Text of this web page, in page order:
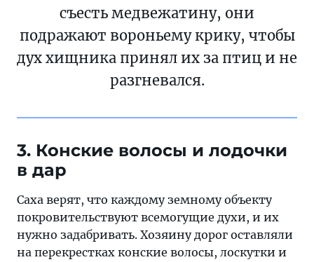
съесть медвежатину, они
подражают вороньему крику, чтобы
дух хищника принял их за птиц и не
разгневался.
3. Конские волосы и лодочки
в дар
Саха верят, что каждому земному объекту
покровительствуют всемогущие духи, и их
нужно задабривать. Хозяину дорог оставляли
на перекрестках конские волосы, лоскутки и